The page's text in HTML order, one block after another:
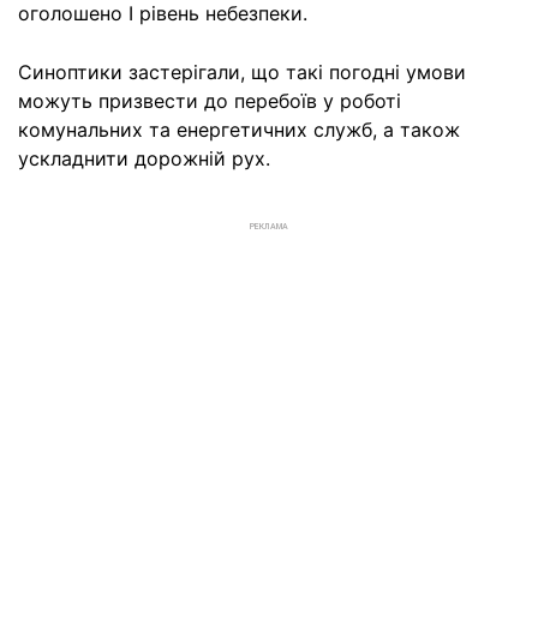
оголошено I рівень небезпеки.
Синоптики застерігали, що такі погодні умови
можуть призвести до перебоїв у роботі
комунальних та енергетичних служб, а також
ускладнити дорожній рух.
РЕКЛАМА